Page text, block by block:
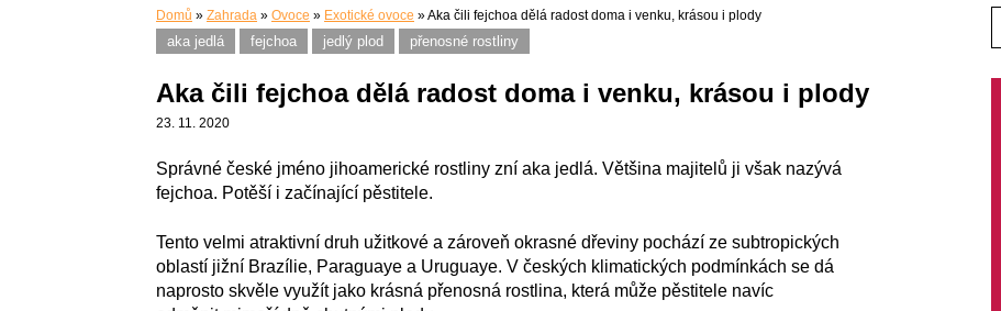
Domů » Zahrada » Ovoce » Exotické ovoce »Aka čili fejchoa dělá radost doma i venku, krásou i plody
aka jedlá fejchoa jedlý plod přenosné rostliny
Aka čili fejchoa dělá radost doma i venku, krásou i plody
23. 11. 2020
Správné české jméno jihoamerické rostliny zní aka jedlá. Většina majitelů ji však nazývá
fejchoa. Potěší i začínající pěstitele.
Tento velmi atraktivní druh užitkové a zároveň okrasné dřeviny pochází ze subtropických
oblastí jižní Brazílie, Paraguaye a Uruguaye. V českých klimatických podmínkách se dá
naprosto skvěle využít jako krásná přenosná rostlina, která může pěstitele navíc